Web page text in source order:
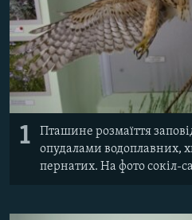
Усі сайти RFE/RL
1
Пташине розмаїття
опудалами водоплавних,
пернатих. На фото сокіл-